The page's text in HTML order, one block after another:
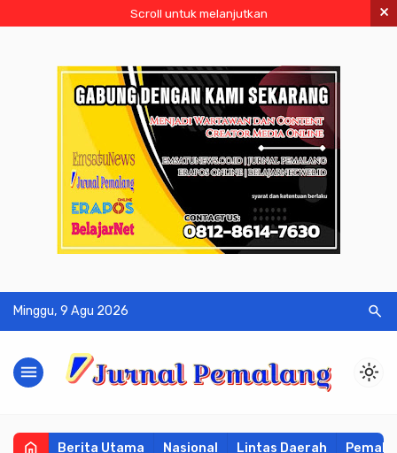
Scroll untuk melanjutkan ×
Minggu, 9 Agu 2026 search
menu light_mode
home Berita Utama Nasional Lintas Daerah